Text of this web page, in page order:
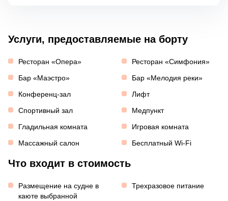
Услуги, предоставляемые на борту
Ресторан «Опера»
Ресторан «Симфония»
Бар «Маэстро»
Бар «Мелодия реки»
Конференц-зал
Лифт
Спортивный зал
Медпункт
Гладильная комната
Игровая комната
Массажный салон
Бесплатный Wi-Fi
Что входит в стоимость
Размещение на судне в
каюте выбранной
Трехразовое питание